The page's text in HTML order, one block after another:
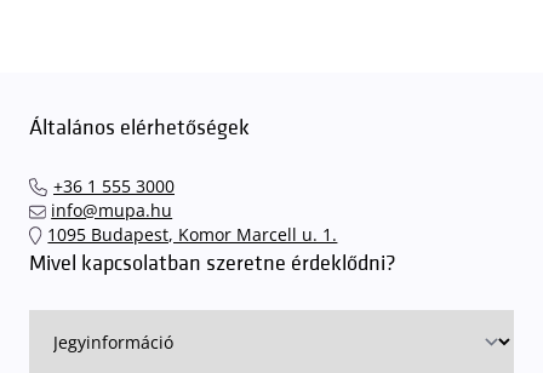
Általános elérhetőségek
+36 1 555 3000
info@mupa.hu
1095 Budapest, Komor Marcell u. 1.
Mivel kapcsolatban szeretne érdeklődni?